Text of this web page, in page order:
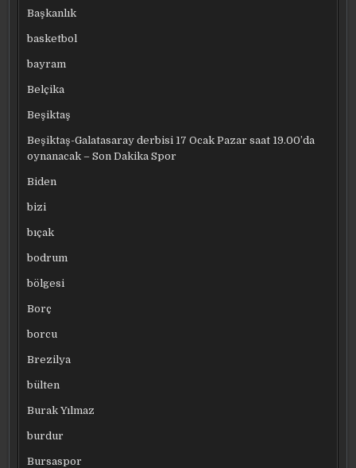
Başkanlık
basketbol
bayram
Belçika
Beşiktaş
Beşiktaş-Galatasaray derbisi 17 Ocak Pazar saat 19.00’da
oynanacak – Son Dakika Spor
Biden
bizi
bıçak
bodrum
bölgesi
Borç
borcu
Brezilya
bülten
Burak Yılmaz
burdur
Bursaspor